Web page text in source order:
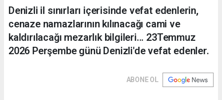
Denizli il sınırları içerisinde vefat edenlerin,
cenaze namazlarının kılınacağı cami ve
kaldırılacağı mezarlık bilgileri... 23Temmuz
2026 Perşembe günü Denizli'de vefat edenler.
ABONE OL